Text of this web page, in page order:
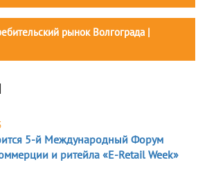
рынок Волгограда |
5-й Международный Форум
и ритейла «E-Retail Week»